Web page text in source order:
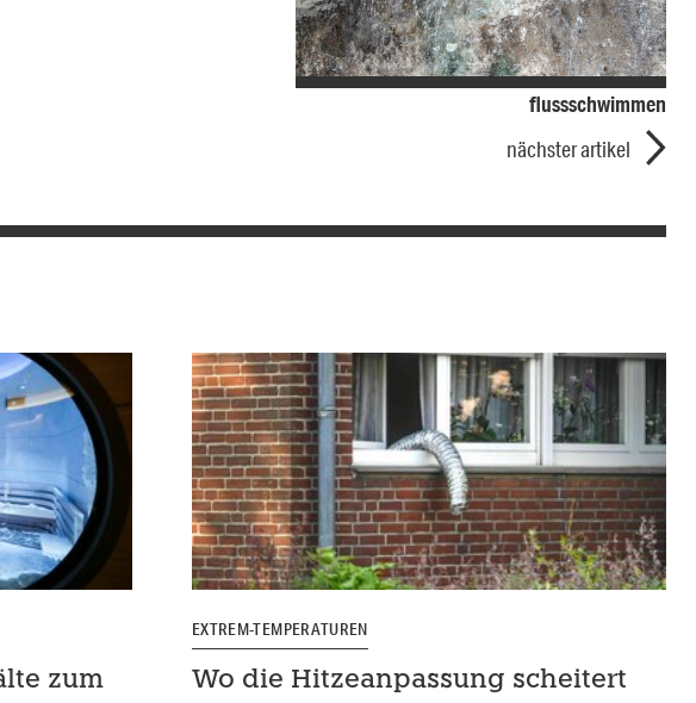
flussschwimmen
nächster artikel
zum
EXTREM-TEMPERATUREN
Wo die Hitzeanpassung scheitert